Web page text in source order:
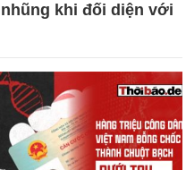
khi đối diện với